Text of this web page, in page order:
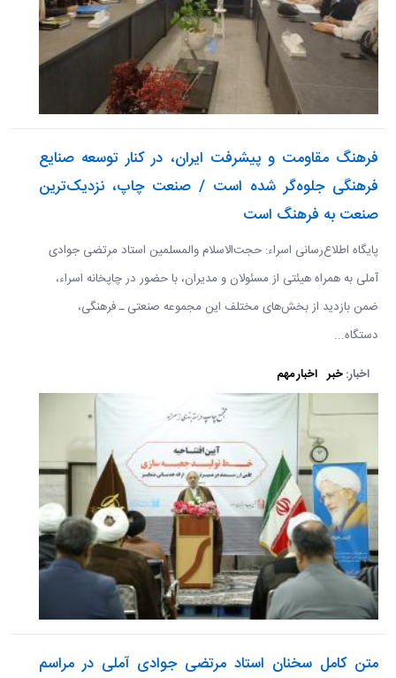
فرهنگ مقاومت و پیشرفت ایران، در کنار توسعه صنایع
فرهنگی جلوه‌گر شده است / صنعت چاپ، نزدیک‌ترین
صنعت به فرهنگ است
پایگاه اطلاع‌رسانی اسراء: حجت‌الاسلام والمسلمین استاد مرتضی جوادی
آملی به همراه هیئتی از مسئولان و مدیران، با حضور در چاپخانه اسراء،
ضمن بازدید از بخش‌های مختلف این مجموعه صنعتی ـ فرهنگی،
دستگاه...
اخبار:خبر اخبار مهم
متن کامل سخنان استاد مرتضی جوادی آملی در مراسم